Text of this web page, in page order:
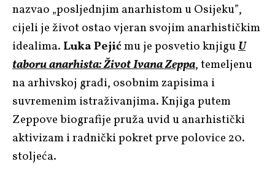
nazvao „posljednjim anarhistom u Osijeku”,
cijeli je život ostao vjeran svojim anarhističkim
idealima. Luka Pejićmu je posvetio knjiguU
taboru anarhista: Život Ivana Zeppa, temeljenu
na arhivskoj građi, osobnim zapisima i
suvremenim istraživanjima. Knjiga putem
Zeppove biografije pruža uvid u anarhistički
aktivizam i radnički pokret prve polovice 20.
stoljeća.